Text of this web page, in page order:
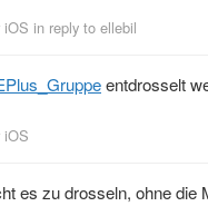
iOS in reply to ellebil
entdrosselt
iOS
es zu drosseln, ohne die